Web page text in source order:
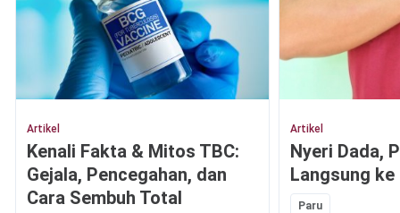
Artikel
Kenali Fakta & Mitos TBC:
Gejala, Pencegahan, dan
Cara Sembuh Total
Artikel
Nyeri Dada,
Langsung
Paru